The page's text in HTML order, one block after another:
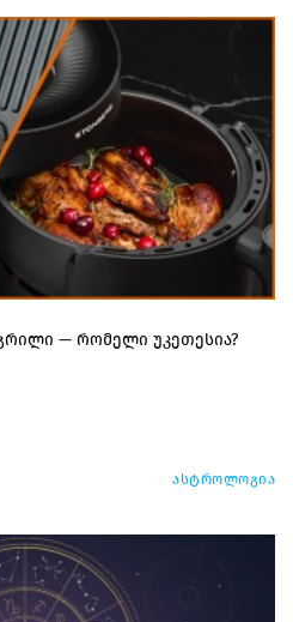
— რომელი უკეთესია?
ასტროლოგია